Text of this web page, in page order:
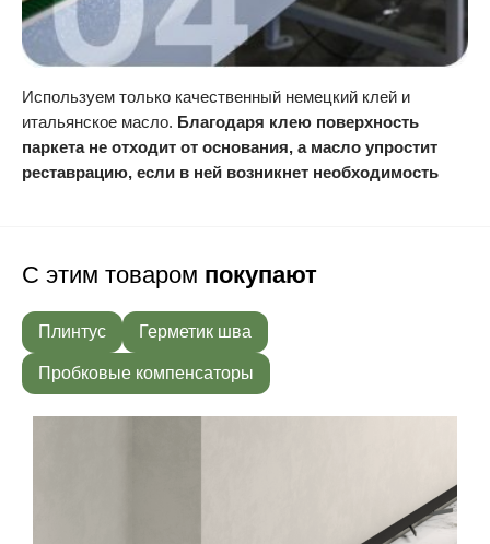
Используем только качественный немецкий клей и
итальянское масло. Благодаря клею поверхность
паркета не отходит от основания, а масло упростит
реставрацию, если в ней возникнет необходимость
С этим товаром покупают
Плинтус Герметик шва
Пробковые компенсаторы